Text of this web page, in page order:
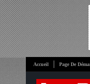
Accueil Page De